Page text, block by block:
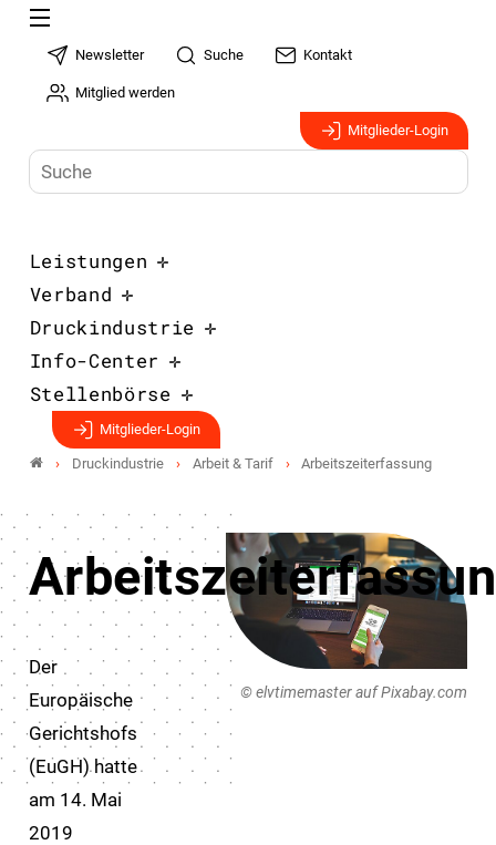
Newsletter Suche Kontakt
Mitglied werden
Mitglieder-Login
Leistungen
Verband
Druckindustrie
Info-Center
Stellenbörse
Mitglieder-Login
Druckindustrie Arbeit & Tarif Arbeitszeiterfassung
Der
Europäische
Gerichtshofs
(EuGH) hatte
am 14. Mai
2019
© elvtimemaster auf Pixabay.com